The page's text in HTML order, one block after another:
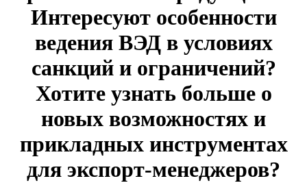
Интересуют особенности
ведения ВЭД в условиях
санкций и ограничений?
Хотите узнать больше о
новых возможностях и
прикладных инструментах
для экспорт-менеджеров?